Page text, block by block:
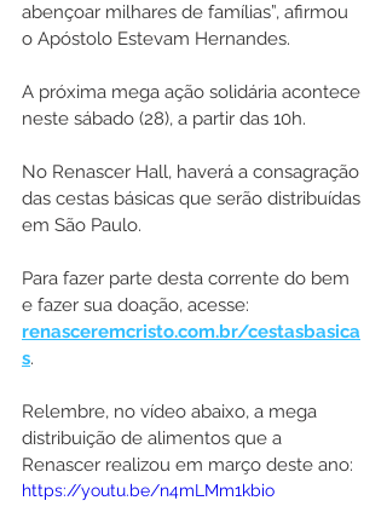
abençoar milhares de famílias”, afirmou
o Apóstolo Estevam Hernandes.
A próxima mega ação solidária acontece
neste sábado (28), a partir das 10h.
No Renascer Hall, haverá a consagração
das cestas básicas que serão distribuídas
em São Paulo.
Para fazer parte desta corrente do bem
e fazer sua doação, acesse:
renasceremcristo.com.br/cestasbasica
s.
Relembre, no vídeo abaixo, a mega
distribuição de alimentos que a
Renascer realizou em março deste ano:
https://youtu.be/n4mLMm1kbio